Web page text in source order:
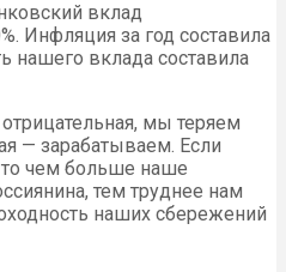
вклад
Инфляция за год составила
нашего вклада составила
мы теряем
— зарабатываем. Если
чем больше наше
тем труднее нам
наших сбережений